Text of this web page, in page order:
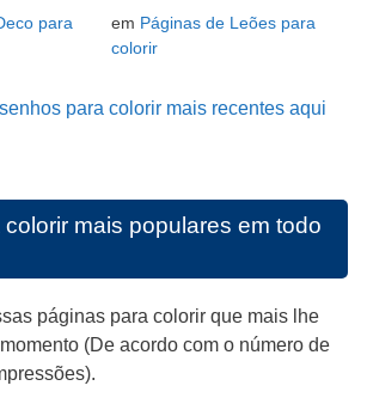
para
em Páginas de Leões para
colorir
para colorir mais recentes aqui
mais populares em todo
páginas para colorir que mais lhe
(De acordo com o número de